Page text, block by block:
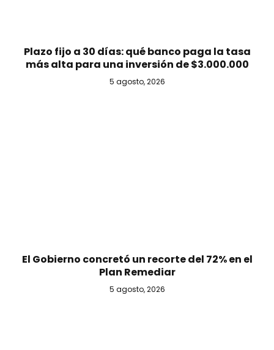
Plazo fijo a 30 días: qué banco paga la tasa
más alta para una inversión de $3.000.000
5 agosto, 2026
El Gobierno concretó un recorte del 72% en el
Plan Remediar
5 agosto, 2026